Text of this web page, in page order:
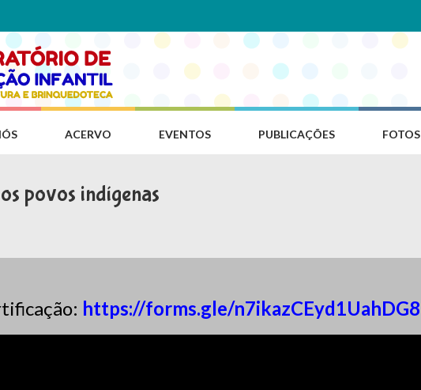
ACERVO EVENTOS PUBLICAÇÕES FOTOS
povos indígenas
https://forms.gle/n7ikazCEyd1UahDG8